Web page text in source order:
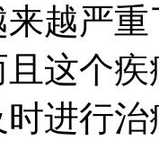
越严
这个
进行